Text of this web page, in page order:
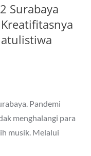
Surabaya
Pandemi
menghalangi para
musik. Melalui